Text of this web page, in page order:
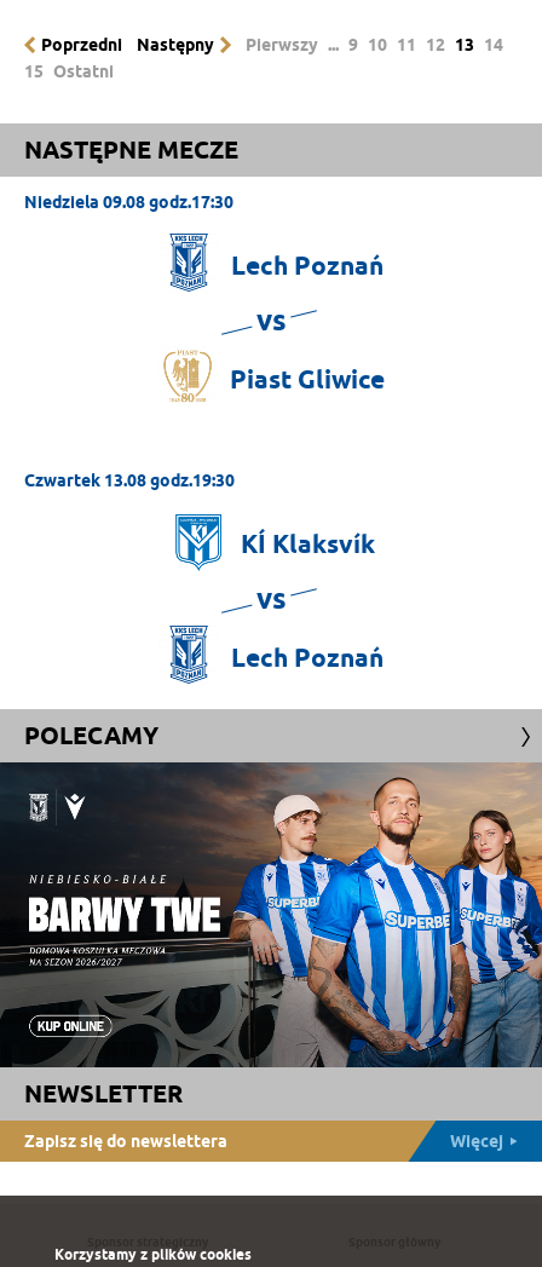
Poprzedni Następny Pierwszy ... 9 10 11 12 13
14
15 Ostatni
NASTĘPNE MECZE
Niedziela 09.08 godz.17:30
Lech Poznań
vs
Piast Gliwice
Czwartek 13.08 godz.19:30
KÍ Klaksvík
vs
Lech Poznań
POLECAMY
NEWSLETTER
Zapisz się do newslettera Więcej
Korzystamy z plików cookies